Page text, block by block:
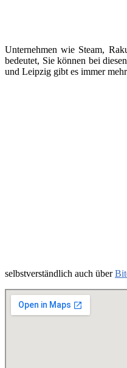
Unternehmen wie Steam,
bedeutet, Sie können bei
und Leipzig gibt es immer
selbstverständlich auch über